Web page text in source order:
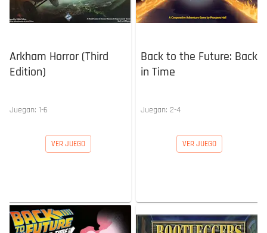
Arkham Horror (Third
Edition)
Juegan: 1-6
VER JUEGO
Back to the Future: Back
in Time
Juegan: 2-4
VER JUEGO